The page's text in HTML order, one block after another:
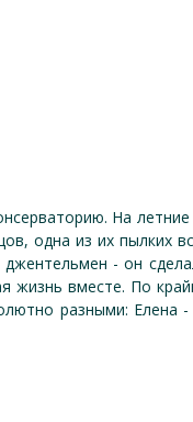
На
одна из их пылких
- он
вместе. По
разными: Елена